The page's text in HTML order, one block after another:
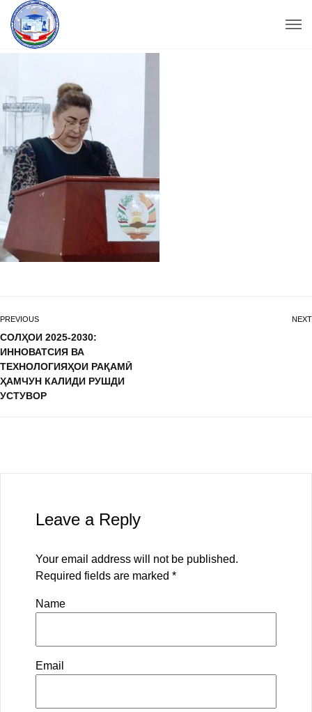
PREVIOUS
СОЛҲОИ 2025-2030:
ИННОВАТСИЯ ВА
ТЕХНОЛОГИЯҲОИ РАҚАМӢ
ҲАМЧУН КАЛИДИ РУШДИ
УСТУВОР
NEXT
Leave a Reply
Your email address will not be published.
Required fields are marked *
Name
Email